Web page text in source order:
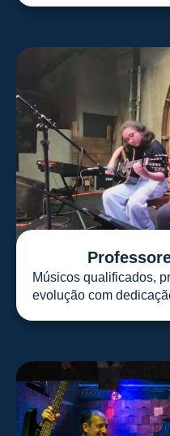
Músicos qualificados,
evolução com